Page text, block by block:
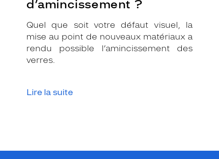
d’amincissement ?
Quel que soit votre défaut visuel, la
mise au point de nouveaux matériaux a
rendu possible l’amincissement des
verres.
Lire la suite